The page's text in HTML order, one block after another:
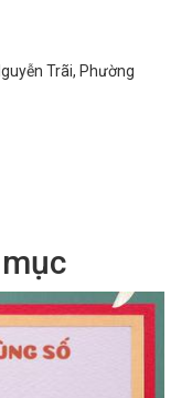
Trãi, Phường